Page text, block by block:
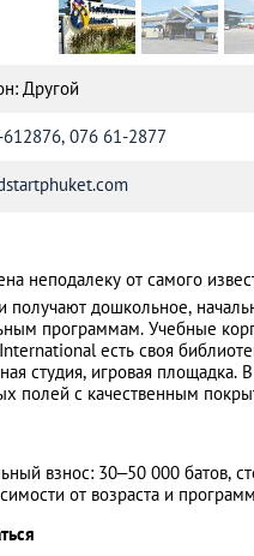
Паттайя
Пхукет
Другой
076 61-2877
неподалеку от самого
получают дошкольное,
программам. Учебные
есть своя
студия, игровая
полей с качественным
взнос: 30–50 000 батов,
от возраста и